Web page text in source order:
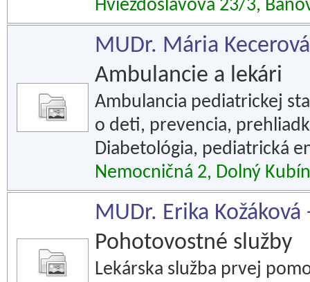
Hviezdoslavova 23/3,
MUDr. Mária
Ambulancie a lekári
Ambulancia pediatrickej
o deti, prevencia,
Diabetológia, pediatrická
Nemocničná 2, Dolný Kubín
MUDr. Erika Kožáková
Pohotovostné služby
Lekárska služba prvej